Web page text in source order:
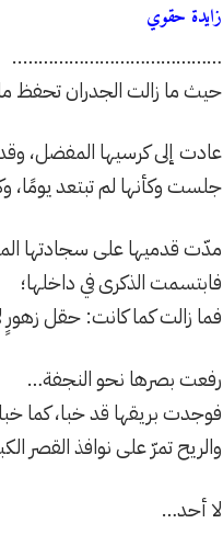
زايدة حقوي
…………………………………..
حيث ما زالت الجدران تحفظ
عادت إلى كرسيها المفضل،
جلست وكأنها لم تبتعد يومًا،
مدّت قدميها على سجادتها
فابتسمت الذكرى في داخلها؛
فما زالت كما كانت: حقل زهورٍ
رفعت بصرها نحو النجفة…
فوجدت بريقها قد خبا، كما
والريح تمرّ على نوافذ القصر
لا أحد…